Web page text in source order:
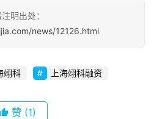
明出处：
news/12126.html
翊科 上海翊科融资
赞 (1)